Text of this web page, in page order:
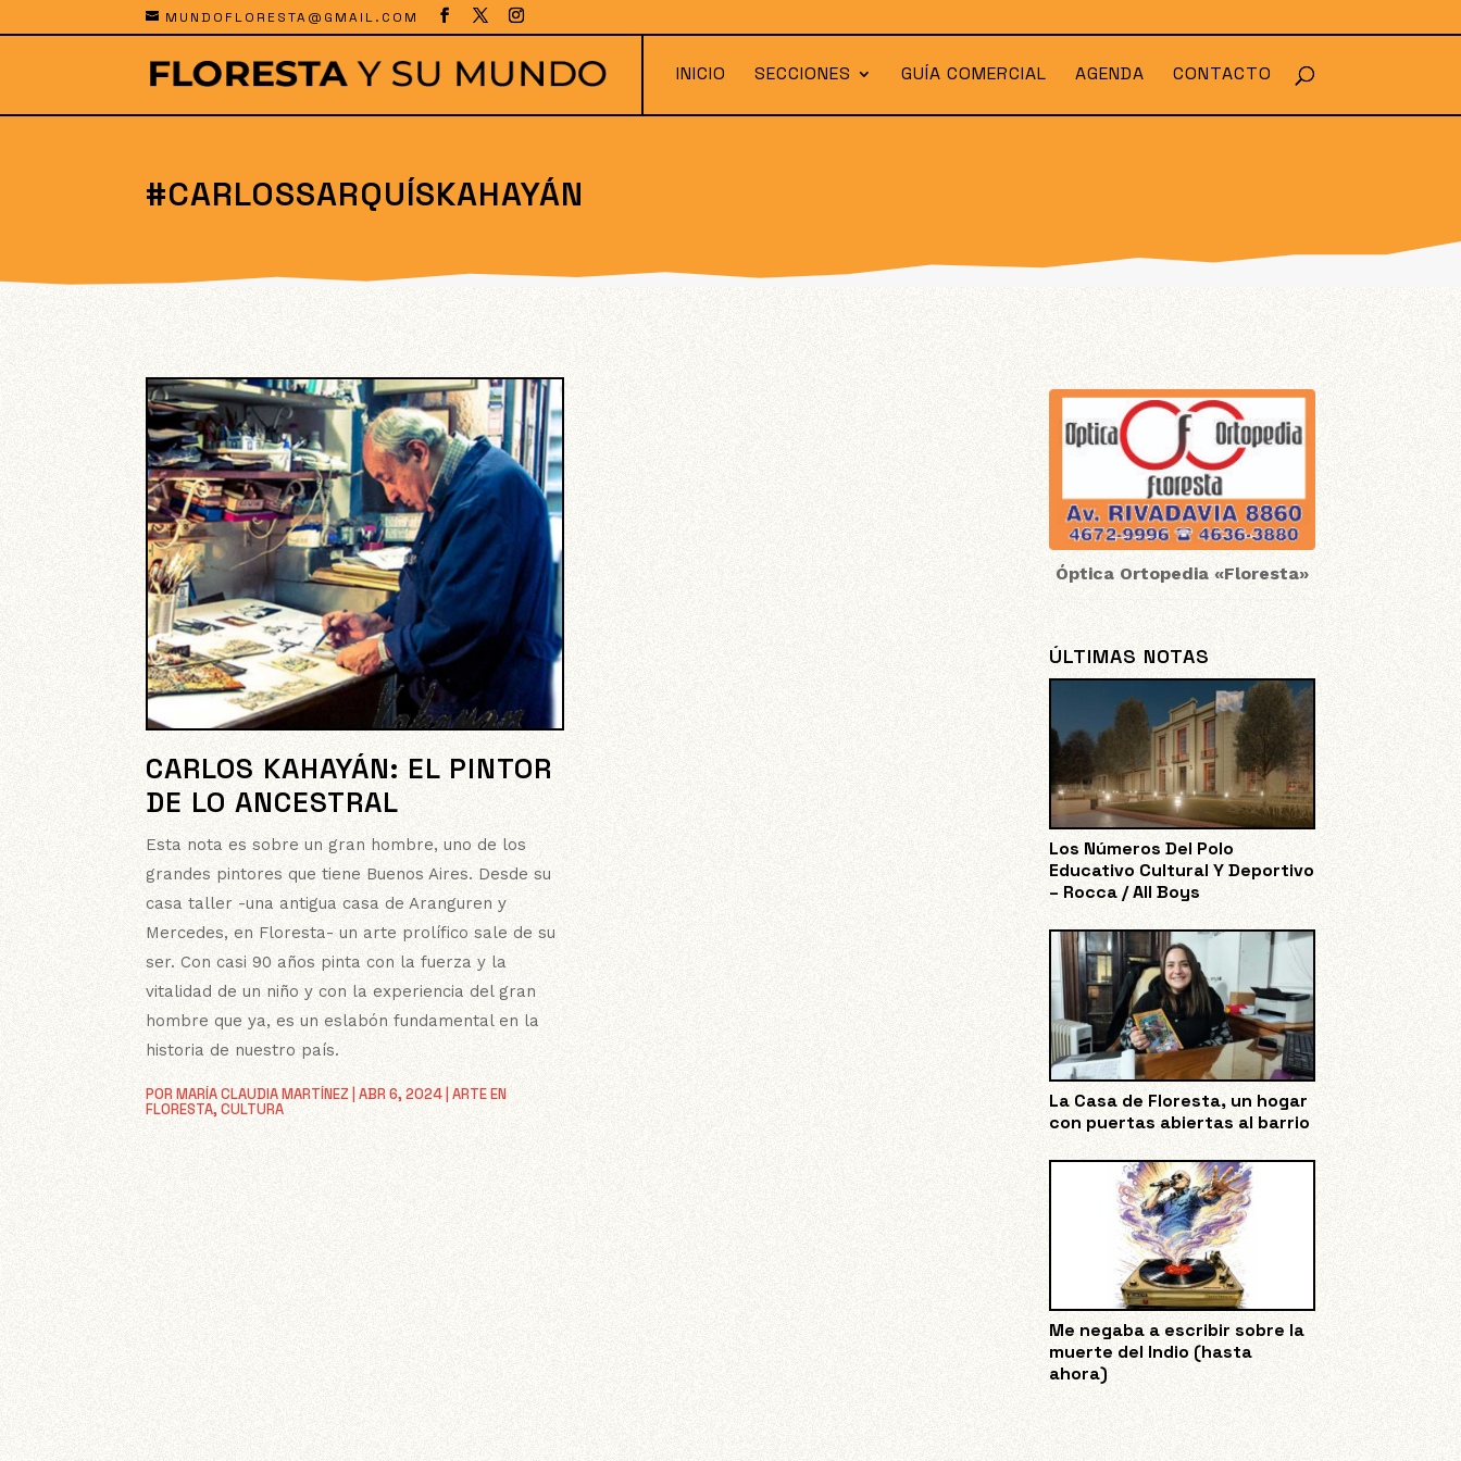
MUNDOFLORESTA@GMAIL.COM
INICIO SECCIONES GUÍA COMERCIAL AGENDA CONTACTO
#CARLOSSARQUÍSKAHAYÁN
CARLOS KAHAYÁN: EL PINTOR
DE LO ANCESTRAL
PORMARÍA CLAUDIA MARTÍNEZ |ABR 6, 2024 |ARTE EN
FLORESTA,CULTURA
Esta nota es sobre un gran hombre, uno de los
grandes pintores que tiene Buenos Aires. Desde su
casa taller -una antigua casa de Aranguren y
Mercedes, en Floresta- un arte prolífico sale de su
ser. Con casi 90 años pinta con la fuerza y la
vitalidad de un niño y con la experiencia del gran
hombre que ya, es un eslabón fundamental en la
historia de nuestro país.
Óptica Ortopedia «Floresta»
ÚLTIMAS NOTAS
Los Números Del Polo
Educativo Cultural Y Deportivo
– Rocca / All Boys
La Casa de Floresta, un hogar
con puertas abiertas al barrio
Me negaba a escribir sobre la
muerte del Indio (hasta
ahora)